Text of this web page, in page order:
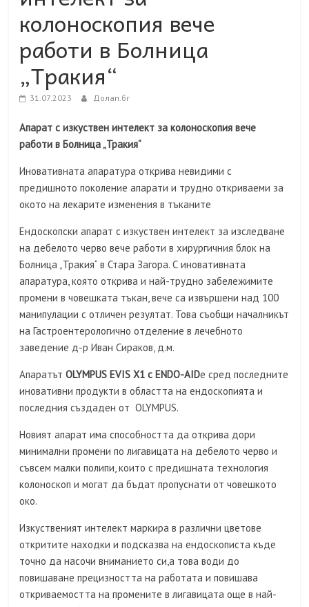
колоноскопия вече
работи в Болница
„Тракия“
31.07.2023 Долап.бг
Апарат с изкуствен интелект за колоноскопия вече
работи в Болница „Тракия“
Иновативната апаратура открива невидими с
предишното поколение апарати и трудно откриваеми за
окото на лекарите изменения в тъканите
Ендоскопски апарат с изкуствен интелект за изследване
на дебелото черво вече работи в хирургичния блок на
Болница „Тракия“ в Стара Загора. С иновативната
апаратура, която открива и най-трудно забележимите
промени в човешката тъкан, вече са извършени над 100
манипулации с отличен резултат. Това съобщи началникът
на Гастроентерологично отделение в лечебното
заведение д-р Иван Сираков, д.м.
АпаратътOLYMPUS EVIS X1 с ENDO-AIDе сред последните
иновативни продукти в областта на ендоскопията и
последния създаден от OLYMPUS.
Новият апарат има способността да открива дори
минимални промени по лигавицата на дебелото черво и
съвсем малки полипи, които с предишната технология
колоноскоп и могат да бъдат пропуснати от човешкото
око.
Изкуственият интелект маркира в различни цветове
откритите находки и подсказва на ендоскописта къде
точно да насочи вниманието си,а това води до
повишаване прецизността на работата и повишава
откриваемостта на промените в лигавицата още в най-